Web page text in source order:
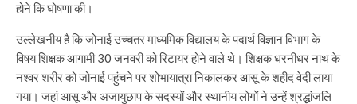
होने कि घोषणा की।
उल्लेखनीय है कि जोनाई उच्चतर माध्यमिक विद्यालय के पदार्थ विज्ञान विभाग के
विषय शिक्षक आगामी 30 जनवरी को रिटायर होने वाले थे। शिक्षक धरनीधर नाथ के
नश्वर शरीर को जोनाई पहुंचने पर शोभायात्रा निकालकर आसू के शहीद वेदी लाया
गया। जहां आसू और अजायुछाप के सदस्यों और स्थानीय लोगों ने उन्हें श्रद्धांजलि